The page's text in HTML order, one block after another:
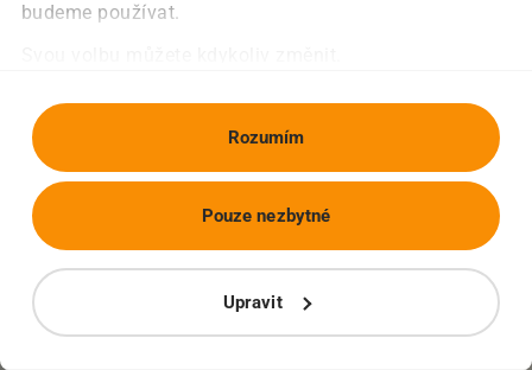
budeme používat.
Rozumím
Upravit
Pouze nezbytné